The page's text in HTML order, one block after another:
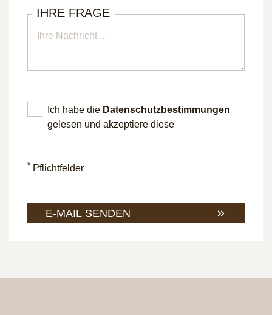
IHRE FRAGE
Ich habe die Datenschutz­bestimmungen
gelesen und akzeptiere diese
* Pflichtfelder
E-MAIL SENDEN